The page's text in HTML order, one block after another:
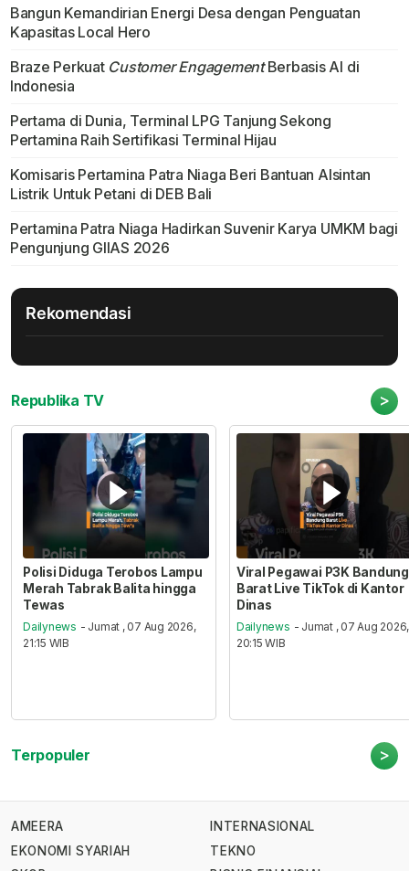
Bangun Kemandirian Energi Desa dengan Penguatan
Kapasitas Local Hero
Braze Perkuat Customer EngagementBerbasis AI di
Indonesia
Pertama di Dunia, Terminal LPG Tanjung Sekong
Pertamina Raih Sertifikasi Terminal Hijau
Komisaris Pertamina Patra Niaga Beri Bantuan Alsintan
Listrik Untuk Petani di DEB Bali
Pertamina Patra Niaga Hadirkan Suvenir Karya UMKM bagi
Pengunjung GIIAS 2026
Rekomendasi
Republika TV >
Polisi Diduga Terobos Lampu
Merah Tabrak Balita hingga
Tewas
Dailynews - Jumat , 07 Aug 2026,
21:15 WIB
Viral Pegawai P3K Bandung
Barat Live TikTok di Kantor
Dinas
Dailynews - Jumat , 07 Aug 2026,
20:15 WIB
Terpopuler >
AMEERA
EKONOMI SYARIAH
INTERNASIONAL
TEKNO